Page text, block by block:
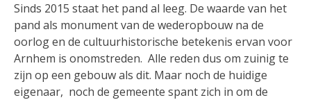
Sinds 2015 staat het pand al leeg. De waarde van het
pand als monument van de wederopbouw na de
oorlog en de cultuurhistorische betekenis ervan voor
Arnhem is onomstreden. Alle reden dus om zuinig te
zijn op een gebouw als dit. Maar noch de huidige
eigenaar, noch de gemeente spant zich in om de